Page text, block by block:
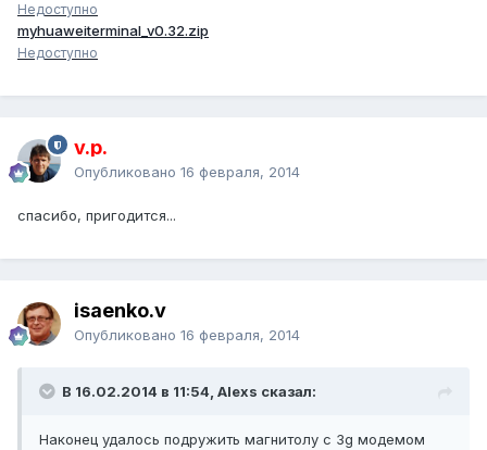
Недоступно
myhuaweiterminal_v0.32.zip
Недоступно
v.p.
Опубликовано 16 февраля, 2014
спасибо, пригодится...
isaenko.v
Опубликовано 16 февраля, 2014
В 16.02.2014 в 11:54, Alexs сказал:
Наконец удалось подружить магнитолу с 3g модемом